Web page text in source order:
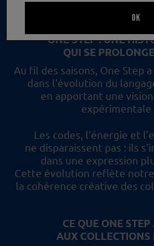
ONE STEP : UNE
QUI SE
Au fil des saisons, One Step
dans l'évolution du
en apportant une
expérimentale
Les codes, l'énergie et
ne disparaissent pas : ils
dans une expression
Cette évolution reflète
la cohérence créative des
CE QUE ONE
AUX
OK